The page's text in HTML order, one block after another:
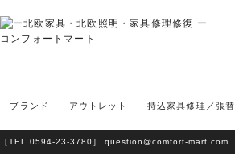
ブランド アウトレット 持込家具修理／張替
［TEL. 0594-23-3780］ question@comfort-mart.com